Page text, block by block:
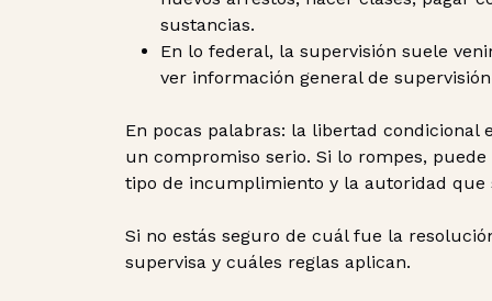
sustancias.
En lo federal, la supervisión suele
ver información general de
En pocas palabras: la libertad condicional
un compromiso serio. Si lo rompes,
tipo de incumplimiento y la autoridad que
Si no estás seguro de cuál fue la
supervisa y cuáles reglas aplican.